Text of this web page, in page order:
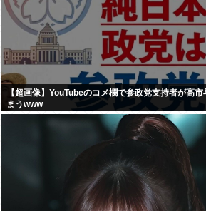
【超画像】YouTubeのコメ欄で参政党支持者が高
まうwww